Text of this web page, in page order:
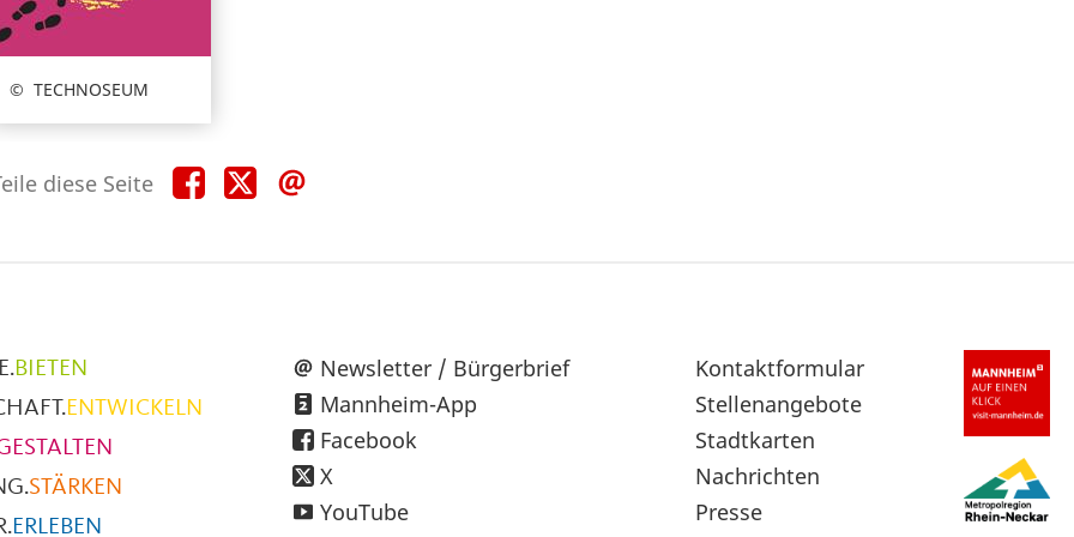
TECHNOSEUM
diese Seite Teile
diese
Teile
diese
BIETEN
ENTWICKELN
STÄRKEN
ERLEBEN
Newsletter / Bürgerbrief
Mannheim-App
Facebook
X
YouTube
Sekundärnavigation
im
Fußbereich
Kontaktformular
Stellenangebote
Stadtkarten
Nachrichten
Presse